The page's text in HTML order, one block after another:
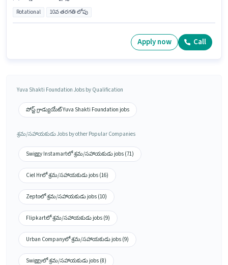
Rotational 10వ తరగతి లోపు
Apply now Call
Yuva Shakti Foundation Jobs by Qualification
పోస్ట్ గ్రాడ్యుయేట్ Yuva Shakti Foundation jobs
శ్రమ/సహాయకుడు Jobs by other Popular Companies
Swiggy Instamartలో శ్రమ/సహాయకుడు jobs (71)
Ciel Hrలో శ్రమ/సహాయకుడు jobs (16)
Zeptoలో శ్రమ/సహాయకుడు jobs (10)
Flipkartలో శ్రమ/సహాయకుడు jobs (9)
Urban Companyలో శ్రమ/సహాయకుడు jobs (9)
Swiggyలో శ్రమ/సహాయకుడు jobs (8)